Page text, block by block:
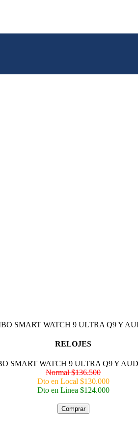
RELOJES
SMART WATCH 9 ULTRA Q9 Y
Normal $136.500
Dto en Local $130.000
Dto en Linea $124.000